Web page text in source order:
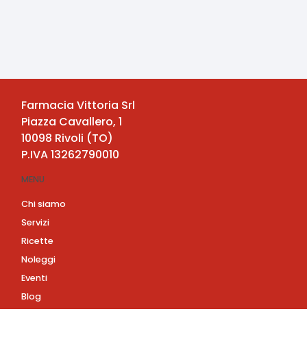
Farmacia Vittoria Srl
Piazza Cavallero, 1
10098 Rivoli (TO)
P.IVA13262790010
MENU
Chi siamo
Servizi
Ricette
Noleggi
Eventi
Blog